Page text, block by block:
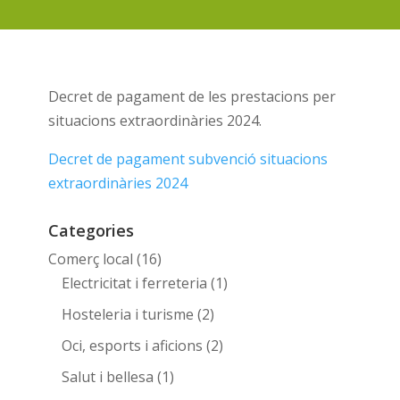
Decret de pagament de les prestacions per
situacions extraordinàries 2024.
Decret de pagament subvenció situacions
extraordinàries 2024
Categories
Comerç local (16)
Electricitat i ferreteria (1)
Hosteleria i turisme (2)
Oci, esports i aficions (2)
Salut i bellesa (1)